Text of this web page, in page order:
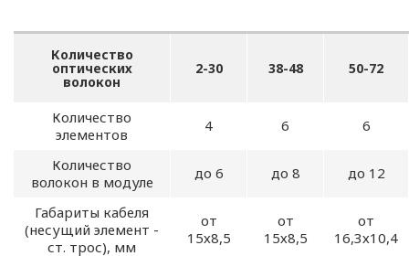
Количество
оптических
волокон
2-30 38-48 50-72
Количество
элементов
4 6 6
Количество
волокон в модуле
до 6 до 8 до 12
Габариты кабеля
(несущий элемент -
ст. трос), мм
от
15х8,5
от
15х8,5
от
16,3х10,4
данных
Общество с ограниченной
«ОПТИКЭНЕРГОКАБЕЛЬ»
УТВЕРЖДАЮ
Директор ООО
«ОПТИКЭНЕРГОКАБЕЛЬ»
В.А. Прокопчук _________​